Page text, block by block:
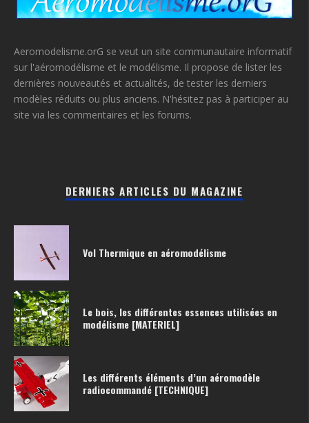
Aeromodelisme.orG se veut un site communautaire informatif
sur l'aéromodélisme et le modélisme. Il propose de lister les
dernières nouveautés et actualités, de tester les derniers
modèles réduits ou plus anciens. N'hésitez pas à participer au
site via les commentaires et les forums.
DERNIERS ARTICLES DU MAGAZINE
Vol Thermique en aéromodélisme
Le bois, les différentes essences utilisées en
modélisme [MATERIEL]
Les différents éléments d’un aéromodèle
radiocommandé [TECHNIQUE]